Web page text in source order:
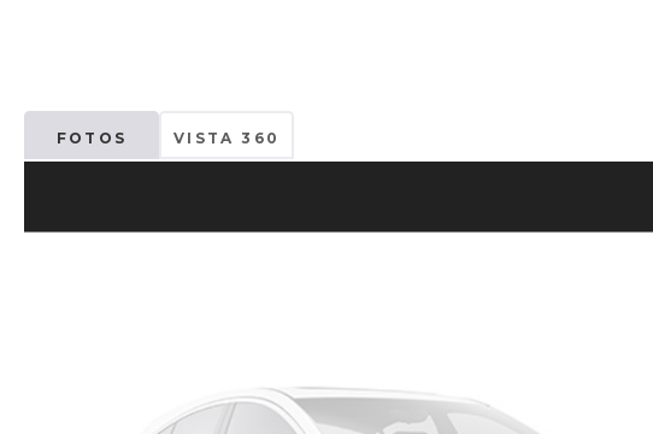
FOTOS VISTA 360